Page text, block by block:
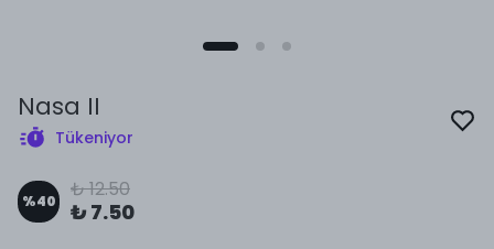
Nasa II
Tükeniyor
%40 ₺ 12.50
₺ 7.50